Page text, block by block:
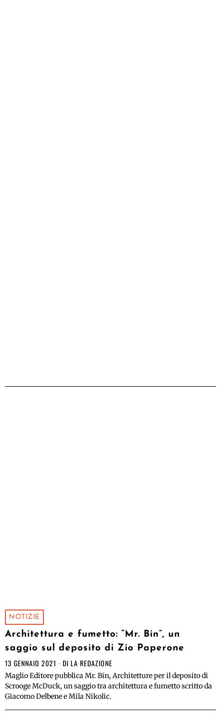
NOTIZIE
Architettura e fumetto: “Mr. Bin”, un
saggio sul deposito di Zio Paperone
13 GENNAIO 2021 DI LA REDAZIONE
Maglio Editore pubblica Mr. Bin, Architetture per il deposito di
Scrooge McDuck, un saggio tra architettura e fumetto scritto da
Giacomo Delbene e Mila Nikolic.